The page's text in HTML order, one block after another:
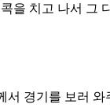
을 치고 나서 그
서 경기를 보러